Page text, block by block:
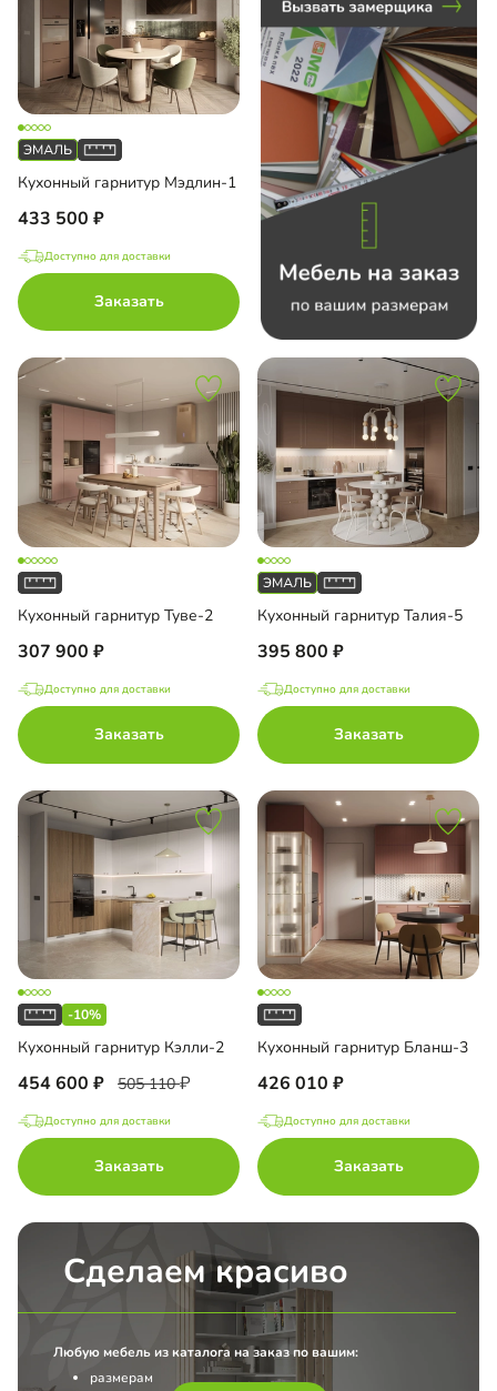
матовой пленкой ПВХ
шпоном
пленкой ПВХ
эмалью
Кухонный гарнитур Мэдлин-1
433 500
Доступно для доставки
Заказать
Кухонный гарнитур Туве-2
307 900
Доступно для доставки
Заказать
Кухонный гарнитур Талия-5
395 800
Доступно для доставки
Заказать
-10%
Кухонный гарнитур Кэлли-2
454 600 505 110
Доступно для доставки
Заказать
Кухонный гарнитур Бланш-3
426 010
Доступно для доставки
Заказать
Сделаем красиво
Любую мебель из каталога на заказ по вашим:
размерам